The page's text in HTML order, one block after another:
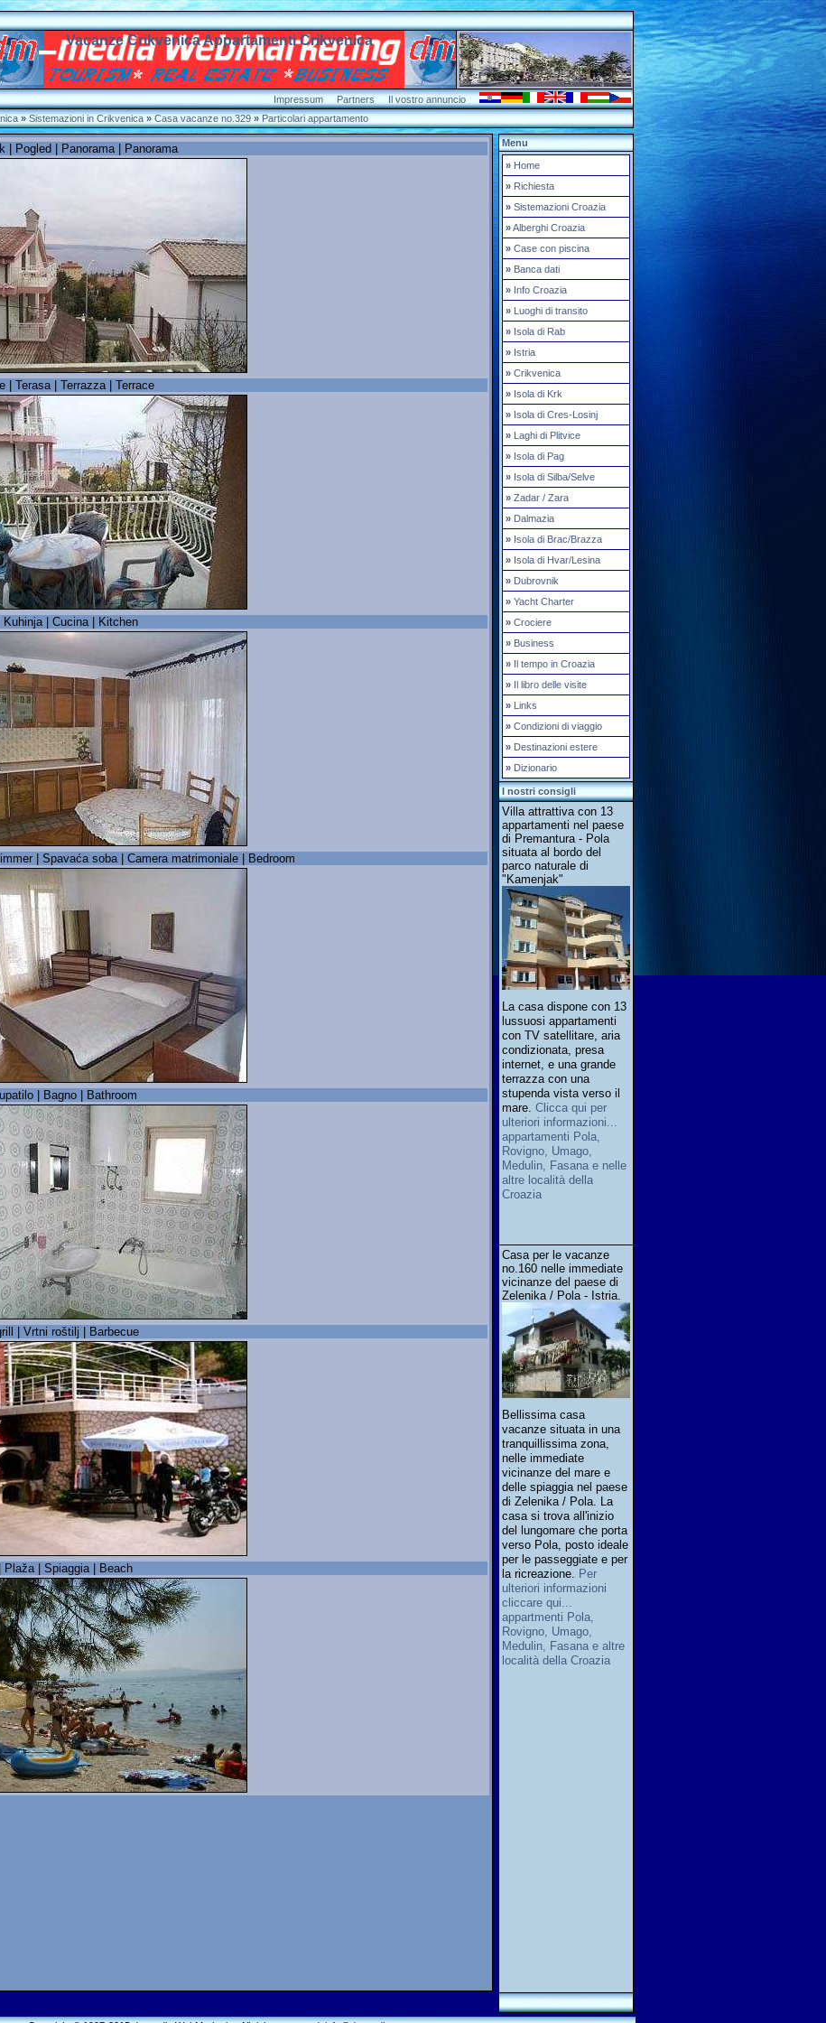
Vacanze Crikvenica Appartamenti Crikvenica
Impressum Partners
Il vostro annuncio
» Sistemazioni in Crikvenica » Casa vacanze no.329 » Particolari appartamento
| Pogled | Panorama | Panorama
| Terasa | Terrazza | Terrace
Kuhinja | Cucina | Kitchen
| Spavaća soba | Camera matrimoniale | Bedroom
| Bagno | Bathroom
| Vrtni roštilj | Barbecue
Plaža | Spiaggia | Beach
Menu
» Home
» Richiesta
» Sistemazioni Croazia
»Alberghi Croazia
» Case con piscina
» Banca dati
» Info Croazia
» Luoghi di transito
» Isola di Rab
» Istria
» Crikvenica
» Isola di Krk
» Isola di Cres-Losinj
» Laghi di Plitvice
» Isola di Pag
» Isola di Silba/Selve
» Zadar / Zara
» Dalmazia
» Isola di Brac/Brazza
» Isola di Hvar/Lesina
» Dubrovnik
» Yacht Charter
» Crociere
» Business
» Il tempo in Croazia
» Il libro delle visite
» Links
» Condizioni di viaggio
» Destinazioni estere
» Dizionario
I nostri consigli
Villa attrattiva con 13
appartamenti nel paese
di Premantura - Pola
situata al bordo del
parco naturale di
"Kamenjak"
La casa dispone con 13
lussuosi appartamenti
con TV satellitare, aria
condizionata, presa
internet, e una grande
terrazza con una
stupenda vista verso il
mare. Clicca qui per
ulteriori informazioni...
appartamenti Pola,
Rovigno, Umago,
Medulin, Fasana e nelle
altre località della
Croazia
Casa per le vacanze
no.160 nelle immediate
vicinanze del paese di
Zelenika / Pola - Istria.
Bellissima casa
vacanze situata in una
tranquillissima zona,
nelle immediate
vicinanze del mare e
delle spiaggia nel paese
di Zelenika / Pola. La
casa si trova all'inizio
del lungomare che porta
verso Pola, posto ideale
per le passeggiate e per
la ricreazione. Per
ulteriori informazioni
cliccare qui...
appartmenti Pola,
Rovigno, Umago,
Medulin, Fasana e altre
località della Croazia